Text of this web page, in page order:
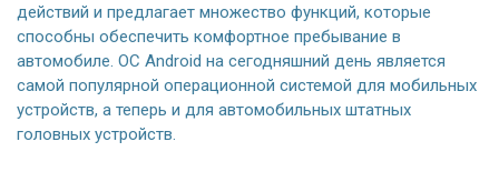
действий и предлагает множество функций, которые
способны обеспечить комфортное пребывание в
автомобиле. ОС Android на сегодняшний день является
самой популярной операционной системой для мобильных
устройств, а теперь и для автомобильных штатных
головных устройств.